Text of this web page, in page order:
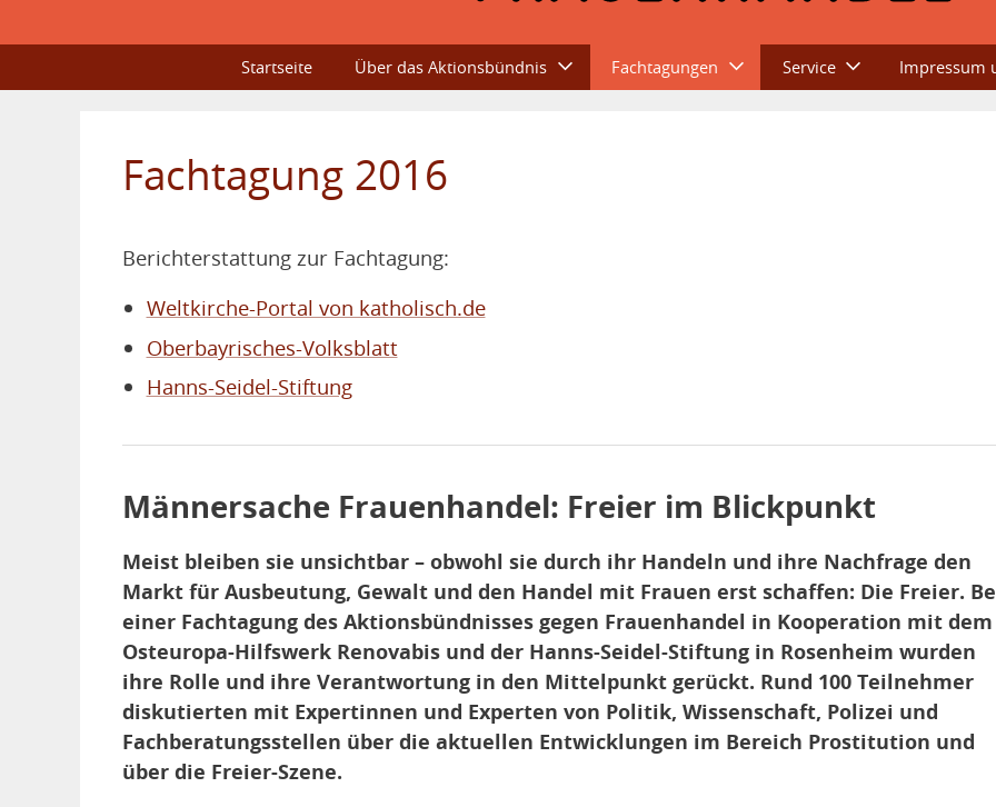
Startseite Über das Aktionsbündnis Fachtagungen Service Impressum
Fachtagung 2016
Berichterstattung zur Fachtagung:
Weltkirche-Portal von katholisch.de
Oberbayrisches-Volksblatt
Hanns-Seidel-Stiftung
Männersache Frauenhandel: Freier im Blickpunkt
Meist bleiben sie unsichtbar – obwohl sie durch ihr Handeln und ihre Nachfrage den
Markt für Ausbeutung, Gewalt und den Handel mit Frauen erst schaffen: Die Freier.
einer Fachtagung des Aktionsbündnisses gegen Frauenhandel in Kooperation mit dem
Osteuropa-Hilfswerk Renovabis und der Hanns-Seidel-Stiftung in Rosenheim wurden
ihre Rolle und ihre Verantwortung in den Mittelpunkt gerückt. Rund 100 Teilnehmer
diskutierten mit Expertinnen und Experten von Politik, Wissenschaft, Polizei und
Fachberatungsstellen über die aktuellen Entwicklungen im Bereich Prostitution und
über die Freier-Szene.